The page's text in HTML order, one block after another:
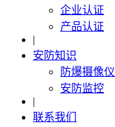
企业认证
产品认证
|
安防知识
防爆摄像仪
安防监控
|
联系我们